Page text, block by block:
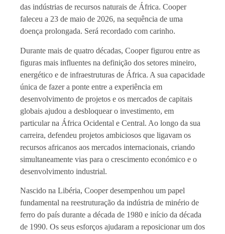
das indústrias de recursos naturais de África. Cooper
faleceu a 23 de maio de 2026, na sequência de uma
doença prolongada. Será recordado com carinho.
Durante mais de quatro décadas, Cooper figurou entre as
figuras mais influentes na definição dos setores mineiro,
energético e de infraestruturas de África. A sua capacidade
única de fazer a ponte entre a experiência em
desenvolvimento de projetos e os mercados de capitais
globais ajudou a desbloquear o investimento, em
particular na África Ocidental e Central. Ao longo da sua
carreira, defendeu projetos ambiciosos que ligavam os
recursos africanos aos mercados internacionais, criando
simultaneamente vias para o crescimento económico e o
desenvolvimento industrial.
Nascido na Libéria, Cooper desempenhou um papel
fundamental na reestruturação da indústria de minério de
ferro do país durante a década de 1980 e início da década
de 1990. Os seus esforços ajudaram a reposicionar um dos